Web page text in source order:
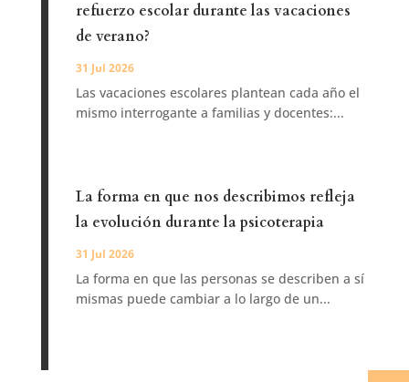
refuerzo escolar durante las vacaciones
de verano?
31 Jul 2026
Las vacaciones escolares plantean cada año el
mismo interrogante a familias y docentes:...
La forma en que nos describimos refleja
la evolución durante la psicoterapia
31 Jul 2026
La forma en que las personas se describen a sí
mismas puede cambiar a lo largo de un...